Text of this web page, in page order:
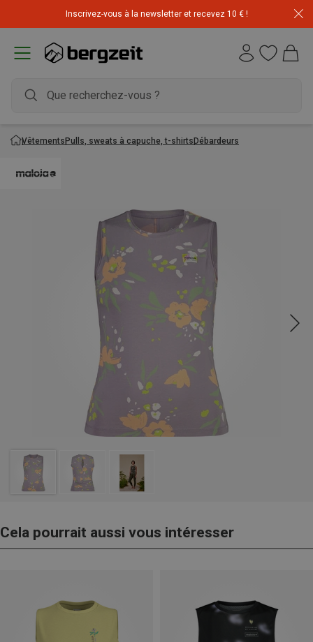
Inscrivez-vous à la newsletter et recevez 10 € !
VêtementsPulls, sweats à capuche, t-shirtsDébardeurs
Cela pourrait aussi vous intéresser